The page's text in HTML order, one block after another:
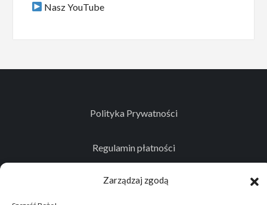
Zarządzaj zgodą
Nasz YouTube
Polityka Prywatności
Regulamin płatności
Kontakt